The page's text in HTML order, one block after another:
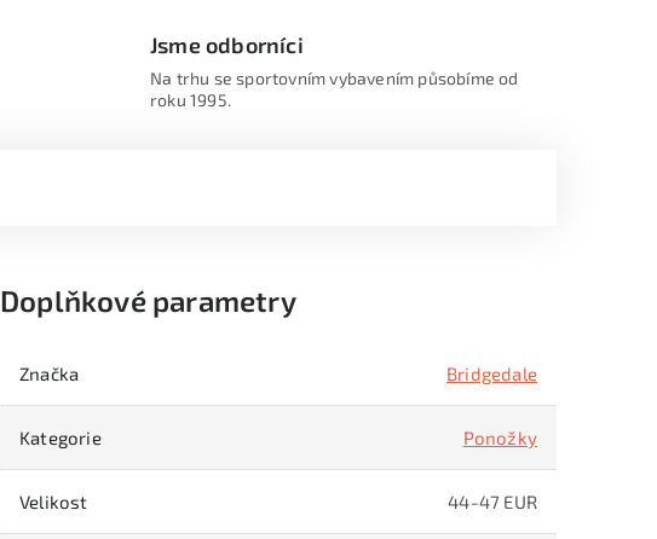
Jsme odborníci
Na trhu se sportovním vybavením působíme od
roku 1995.
Doplňkové parametry
Značka Bridgedale
Kategorie Ponožky
Velikost 44-47 EUR